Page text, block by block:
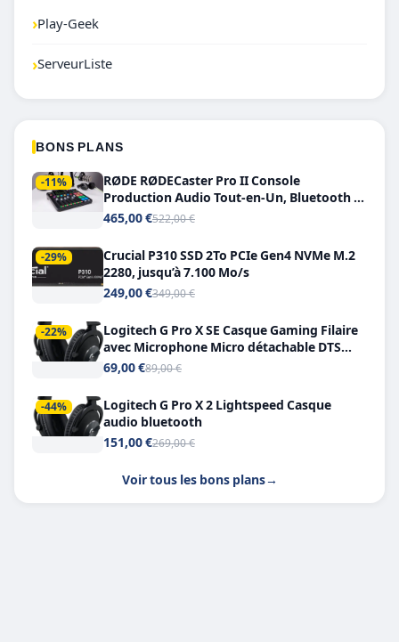
›Play-Geek
›ServeurListe
BONS PLANS
-11%
RØDE RØDECaster Pro II Console
Production Audio Tout-en-Un, Bluetooth et
Double USB-C
465,00 €522,00 €
-29%
Crucial P310 SSD 2To PCIe Gen4 NVMe M.2
2280, jusqu’à 7.100 Mo/s
249,00 €349,00 €
-22%
Logitech G Pro X SE Casque Gaming Filaire
avec Microphone Micro détachable DTS
Headphone X 7.1
69,00 €89,00 €
-44%
Logitech G Pro X 2 Lightspeed Casque
audio bluetooth
151,00 €269,00 €
Voir tous les bons plans→